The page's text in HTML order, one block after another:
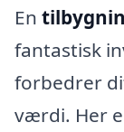
En
fantastisk
forbedrer
værdi. Her